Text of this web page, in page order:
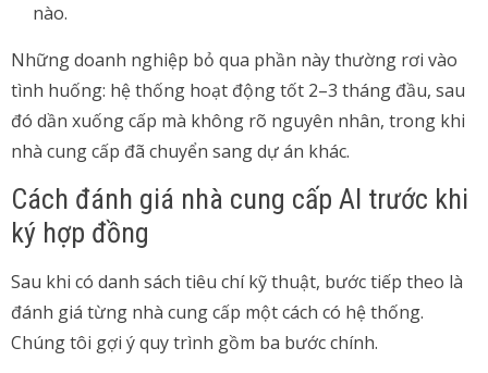
nào.
Những doanh nghiệp bỏ qua phần này thường rơi vào
tình huống: hệ thống hoạt động tốt 2–3 tháng đầu, sau
đó dần xuống cấp mà không rõ nguyên nhân, trong khi
nhà cung cấp đã chuyển sang dự án khác.
Cách đánh giá nhà cung cấp AI trước khi
ký hợp đồng
Sau khi có danh sách tiêu chí kỹ thuật, bước tiếp theo là
đánh giá từng nhà cung cấp một cách có hệ thống.
Chúng tôi gợi ý quy trình gồm ba bước chính.